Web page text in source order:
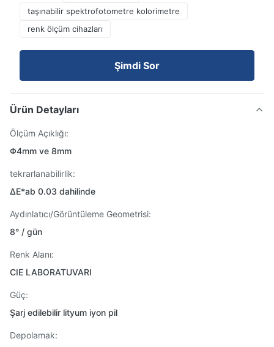
taşınabilir spektrofotometre kolorimetre
renk ölçüm cihazları
Şimdi Sor
Ürün Detayları
Ölçüm Açıklığı:
Φ4mm ve 8mm
tekrarlanabilirlik:
ΔE*ab 0.03 dahilinde
Aydınlatıcı/Görüntüleme Geometrisi:
8° / gün
Renk Alanı:
CIE LABORATUVARI
Güç:
Şarj edilebilir lityum iyon pil
Depolamak: